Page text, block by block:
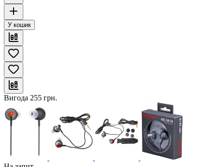
У кошик
Вигода 255 грн.